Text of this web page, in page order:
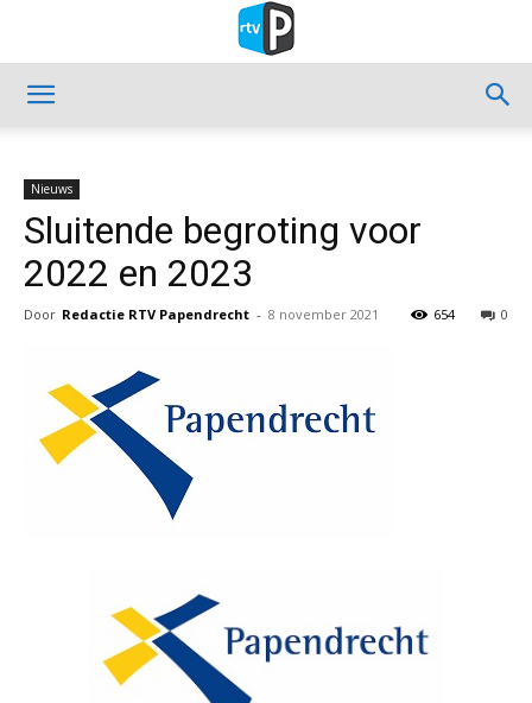
Nieuws
Sluitende begroting voor
2022 en 2023
Door Redactie RTV Papendrecht - 8 november 2021 0
654